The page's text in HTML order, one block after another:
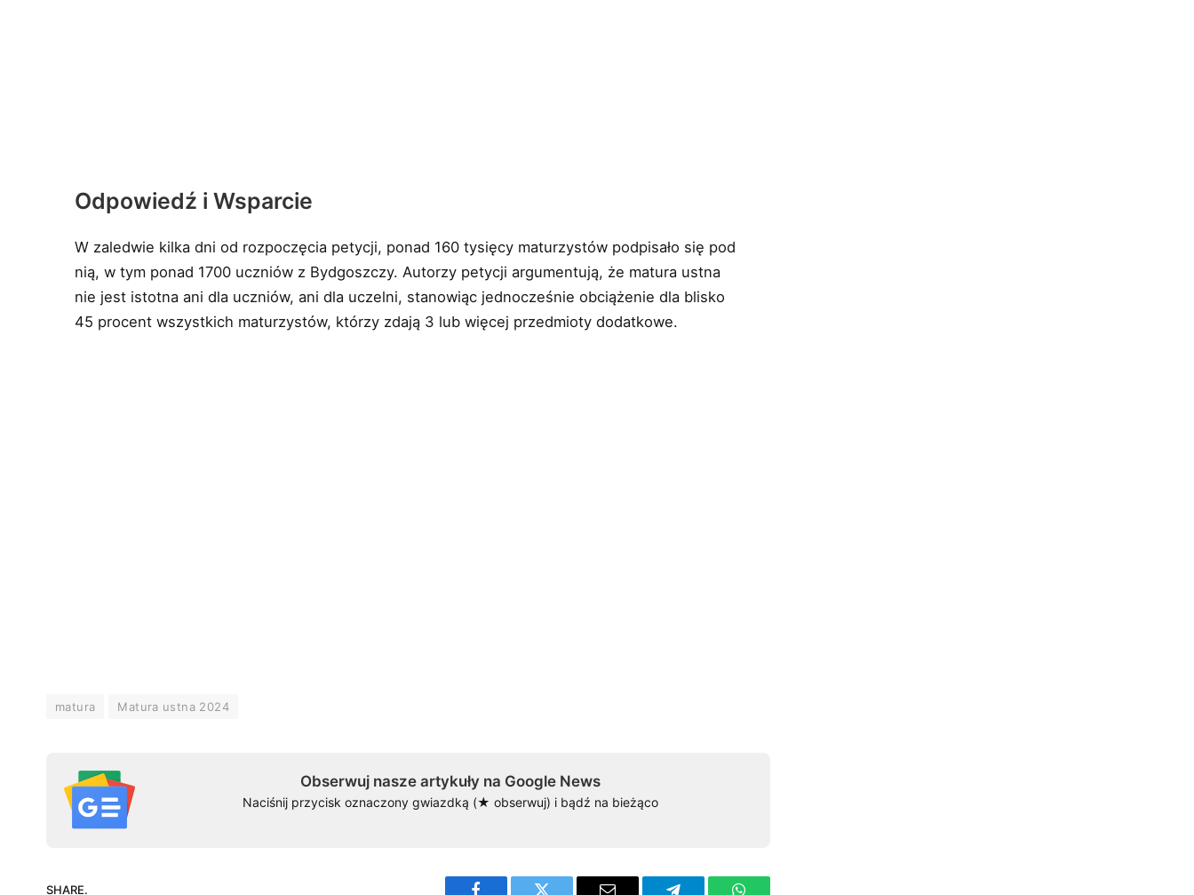
Odpowiedź i Wsparcie
W zaledwie kilka dni od rozpoczęcia petycji, ponad 160 tysięcy maturzystów podpisało się pod
nią, w tym ponad 1700 uczniów z Bydgoszczy. Autorzy petycji argumentują, że matura ustna
nie jest istotna ani dla uczniów, ani dla uczelni, stanowiąc jednocześnie obciążenie dla blisko
45 procent wszystkich maturzystów, którzy zdają 3 lub więcej przedmioty dodatkowe.
matura Matura ustna 2024
Obserwuj nasze artykuły na Google News
Naciśnij przycisk oznaczony gwiazdką (★ obserwuj) i bądź na bieżąco
SHARE.